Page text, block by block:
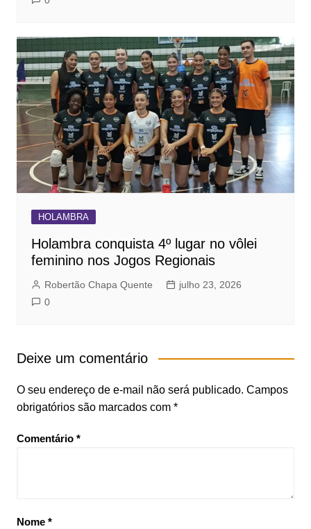
HOLAMBRA
Holambra conquista 4º lugar no vôlei
feminino nos Jogos Regionais
Robertão Chapa Quente
julho 23, 2026
0
Deixe um comentário
O seu endereço de e-mail não será publicado. Campos
obrigatórios são marcados com *
Comentário *
Nome *